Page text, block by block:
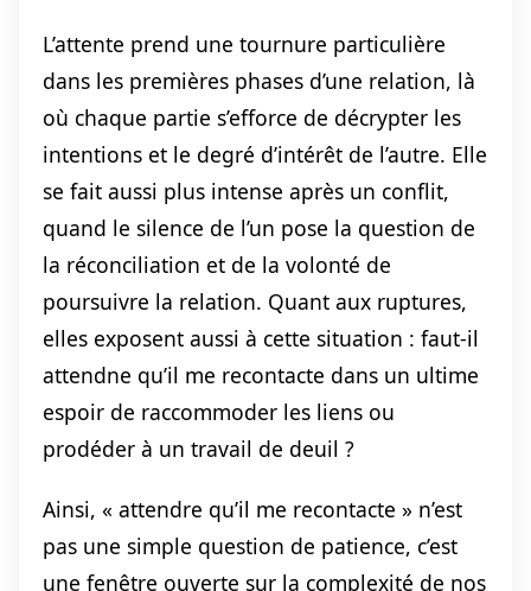
L’attente prend une tournure particulière
dans les premières phases d’une relation, là
où chaque partie s’efforce de décrypter les
intentions et le degré d’intérêt de l’autre. Elle
se fait aussi plus intense après un conflit,
quand le silence de l’un pose la question de
la réconciliation et de la volonté de
poursuivre la relation. Quant aux ruptures,
elles exposent aussi à cette situation : faut-il
attendne qu’il me recontacte dans un ultime
espoir de raccommoder les liens ou
prodéder à un travail de deuil ?
Ainsi, « attendre qu’il me recontacte » n’est
pas une simple question de patience, c’est
une fenêtre ouverte sur la complexité de nos